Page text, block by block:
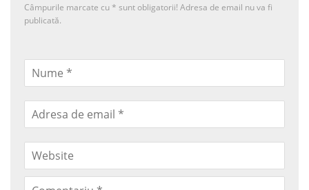
Câmpurile marcate cu * sunt obligatorii! Adresa de email nu va fi
publicată.